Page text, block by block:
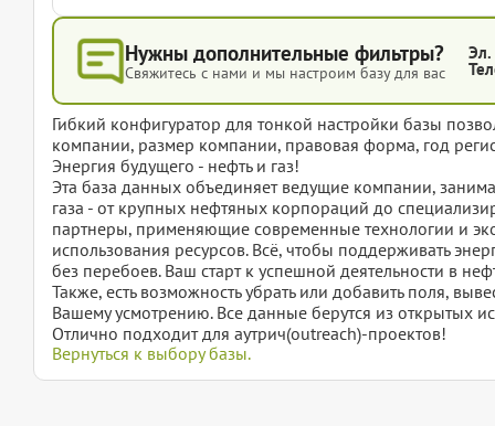
Нужны дополнительные фильтры?
Свяжитесь с нами и мы настроим базу для вас
Эл.
Гибкий конфигуратор для тонкой настройки базы
компании, размер компании, правовая форма, год
Энергия будущего - нефть и газ!
Эта база данных объединяет ведущие компании,
газа - от крупных нефтяных корпораций до
партнеры, применяющие современные технологии и
использования ресурсов. Всё, чтобы поддерживать
без перебоев. Ваш старт к успешной деятельности в
Также, есть возможность убрать или добавить поля,
Вашему усмотрению. Все данные берутся из открытых
Отлично подходит для аутрич(outreach)-проектов!
Вернуться к выбору базы.